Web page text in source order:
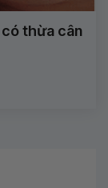
thừa cân